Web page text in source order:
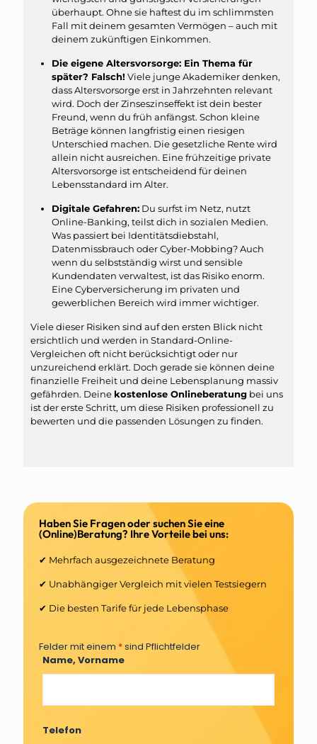
überhaupt. Ohne sie haftest du im schlimmsten
Fall mit deinem gesamten Vermögen – auch mit
deinem zukünftigen Einkommen.
Die eigene Altersvorsorge: Ein Thema für
später? Falsch! Viele junge Akademiker denken,
dass Altersvorsorge erst in Jahrzehnten relevant
wird. Doch der Zinseszinseffekt ist dein bester
Freund, wenn du früh anfängst. Schon kleine
Beträge können langfristig einen riesigen
Unterschied machen. Die gesetzliche Rente wird
allein nicht ausreichen. Eine frühzeitige private
Altersvorsorge ist entscheidend für deinen
Lebensstandard im Alter.
Digitale Gefahren: Du surfst im Netz, nutzt
Online-Banking, teilst dich in sozialen Medien.
Was passiert bei Identitätsdiebstahl,
Datenmissbrauch oder Cyber-Mobbing? Auch
wenn du selbstständig wirst und sensible
Kundendaten verwaltest, ist das Risiko enorm.
Eine Cyberversicherung im privaten und
gewerblichen Bereich wird immer wichtiger.
Viele dieser Risiken sind auf den ersten Blick nicht
ersichtlich und werden in Standard-Online-
Vergleichen oft nicht berücksichtigt oder nur
unzureichend erklärt. Doch gerade sie können deine
finanzielle Freiheit und deine Lebensplanung massiv
gefährden. Deine kostenlose Onlineberatung bei uns
ist der erste Schritt, um diese Risiken professionell zu
bewerten und die passenden Lösungen zu finden.
Haben Sie Fragen oder suchen Sie eine
(Online)Beratung? Ihre Vorteile bei uns:
✔ Mehrfach ausgezeichnete Beratung
✔ Unabhängiger Vergleich mit vielen Testsiegern
✔ Die besten Tarife für jede Lebensphase
Felder mit einem *sind Pflichtfelder
Name, Vorname
Telefon